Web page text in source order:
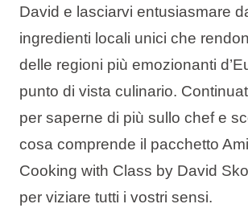
David e lasciarvi entusiasmare
ingredienti locali unici che
delle regioni più emozionanti
punto di vista culinario.
per saperne di più sullo chef e
cosa comprende il pacchetto
Cooking with Class by David
per viziare tutti i vostri sensi.